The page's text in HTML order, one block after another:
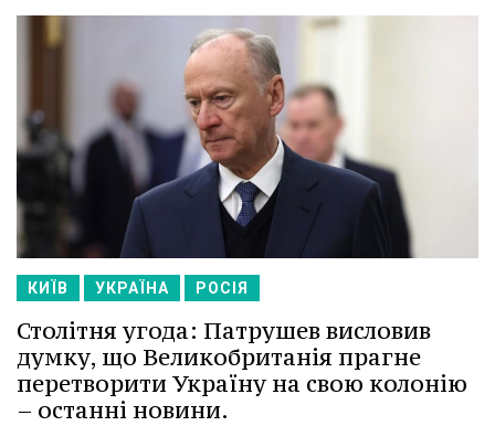
КИЇВ УКРАЇНА РОСІЯ
Столітня угода: Патрушев висловив
думку, що Великобританія прагне
перетворити Україну на свою колонію
– останні новини.